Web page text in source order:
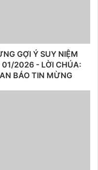
GỢI Ý SUY NIỆM
2026 - LỜI CHÚA:
BÁO TIN MỪNG